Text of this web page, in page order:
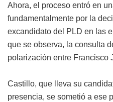
Ahora, el proceso entró en
fundamentalmente por la
excandidato del PLD en las
que se observa, la consulta
polarización entre Francisco
Castillo, que lleva su
presencia, se sometió a ese